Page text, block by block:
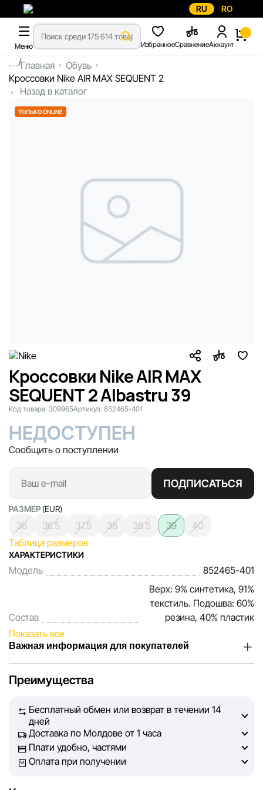
RU RO
Меню ИзбранноеСравнениеАккаунт
...Главная
Обувь
Кроссовки Nike AIR MAX SEQUENT 2
Назад в каталог
ТОЛЬКО ONLINE
Кроссовки Nike AIR MAX
SEQUENT 2 Albastru 39
Код товара: 309965Артикул: 852465-401
НЕДОСТУПЕН
Сообщить о поступлении
ПОДПИСАТЬСЯ
РАЗМЕР (EUR)
36 36.5 37.5 38 38.5 39
40
Таблица размеров
ХАРАКТЕРИСТИКИ
Модель 852465-401
Состав
Верх: 9% синтетика, 91%
текстиль. Подошва: 60%
резина, 40% пластик
Показать все
Важная информация для покупателей
наших покупателей. Каждый день мы работаем над тем,
на сайте, была максимально полной, объективной и
актуальной. Наша цель — обеспечить вас достоверной
информацией, чтобы вы смогли принять лучшее
решение о покупке.
Преимущества
Бесплатный обмен или возврат в течении 14
дней
Доставка по Молдове от 1 часа
Плати удобно, частями
Оплата при получении